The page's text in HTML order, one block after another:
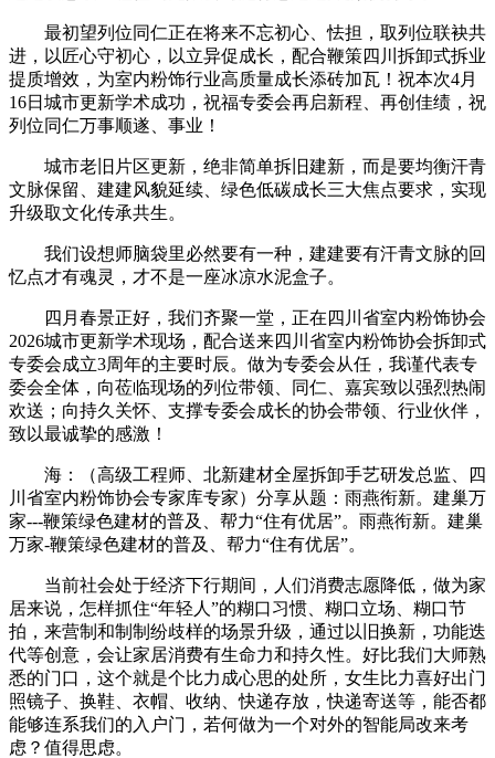
最初望列位同仁正在将来不忘初心、怯担，取列位联袂共
进，以匠心守初心，以立异促成长，配合鞭策四川拆卸式拆业
提质增效，为室内粉饰行业高质量成长添砖加瓦！祝本次4月
16日城市更新学术成功，祝福专委会再启新程、再创佳绩，祝
列位同仁万事顺遂、事业！
城市老旧片区更新，绝非简单拆旧建新，而是要均衡汗青
文脉保留、建建风貌延续、绿色低碳成长三大焦点要求，实现
升级取文化传承共生。
我们设想师脑袋里必然要有一种，建建要有汗青文脉的回
忆点才有魂灵，才不是一座冰凉水泥盒子。
四月春景正好，我们齐聚一堂，正在四川省室内粉饰协会
2026城市更新学术现场，配合送来四川省室内粉饰协会拆卸式
专委会成立3周年的主要时辰。做为专委会从任，我谨代表专
委会全体，向莅临现场的列位带领、同仁、嘉宾致以强烈热闹
欢送；向持久关怀、支撑专委会成长的协会带领、行业伙伴，
致以最诚挚的感激！
海：（高级工程师、北新建材全屋拆卸手艺研发总监、四
川省室内粉饰协会专家库专家）分享从题：雨燕衔新。建巢万
家---鞭策绿色建材的普及、帮力“住有优居”。雨燕衔新。建巢
万家-鞭策绿色建材的普及、帮力“住有优居”。
当前社会处于经济下行期间，人们消费志愿降低，做为家
居来说，怎样抓住“年轻人”的糊口习惯、糊口立场、糊口节
拍，来营制和制制纷歧样的场景升级，通过以旧换新，功能迭
代等创意，会让家居消费有生命力和持久性。好比我们大师熟
悉的门口，这个就是个比力成心思的处所，女生比力喜好出门
照镜子、换鞋、衣帽、收纳、快递存放，快递寄送等，能否都
能够连系我们的入户门，若何做为一个对外的智能局改来考
虑？值得思虑。